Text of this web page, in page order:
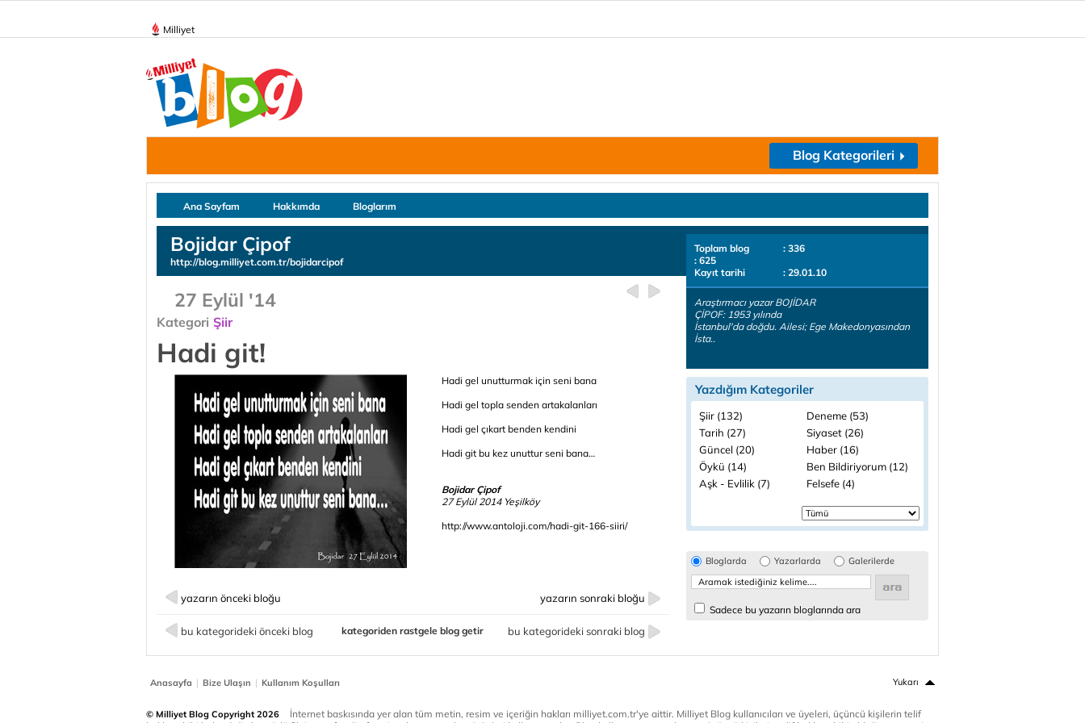
Milliyet
Blog Kategorileri
Ana Sayfam Hakkımda Bloglarım
Bojidar Çipof
http://blog.milliyet.com.tr/bojidarcipof
27 Eylül '14
Kategori Şiir
Hadi git!
Hadi gel unutturmak için seni bana
Hadi gel topla senden artakalanları
Hadi gel çıkart benden kendini
Hadi git bu kez unuttur seni bana…
Bojidar Çipof
27 Eylül 2014 Yeşilköy
http://www.antoloji.com/hadi-git-166-siiri/
yazarın önceki bloğu yazarın sonraki bloğu
bu kategorideki önceki blog bu kategorideki sonraki blog
kategoriden rastgele blog getir
Toplam blog
: 336
: 625
Kayıt tarihi
: 29.01.10
Araştırmacı yazar BOJİDAR
ÇİPOF: 1953 yılında
İstanbul'da doğdu. Ailesi; Ege Makedonyasından
İsta..
Yazdığım Kategoriler
Şiir (132)
Deneme (53)
Tarih (27)
Siyaset (26)
Güncel (20)
Haber (16)
Öykü (14)
Ben Bildiriyorum (12)
Aşk - Evlilik (7)
Felsefe (4)
Bloglarda Yazarlarda Galerilerde
Sadece bu yazarın bloglarında ara
Anasayfa | Bize Ulaşın | Kullanım Koşulları Yukarı
© Milliyet Blog Copyright 2026
İnternet baskısında yer alan tüm metin, resim ve içeriğin hakları milliyet.com.tr'ye aittir. Milliyet Blog kullanıcıları ve üyeleri, üçüncü kişilerin telif